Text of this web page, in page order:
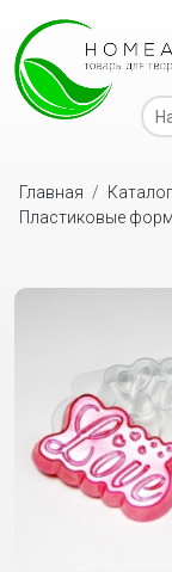
Главная / Каталог
Пластиковые